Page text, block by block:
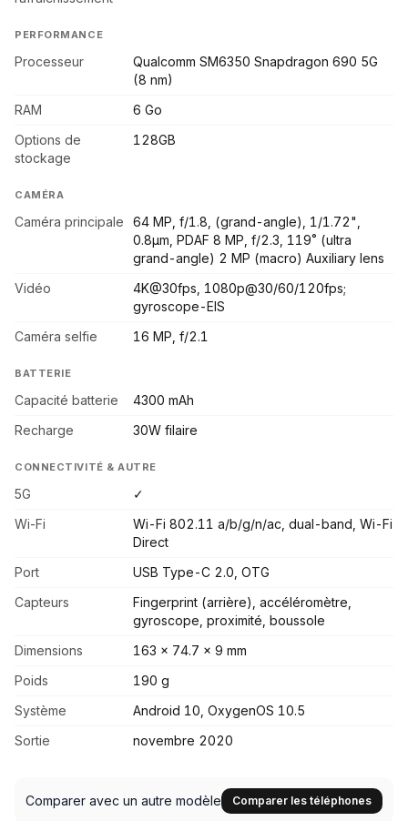
PERFORMANCE
Processeur
Qualcomm SM6350 Snapdragon 690 5G
(8 nm)
RAM
6 Go
Options de
stockage
128GB
CAMÉRA
Caméra principale
64 MP, f/1.8, (grand-angle), 1/1.72",
0.8µm, PDAF 8 MP, f/2.3, 119˚ (ultra
grand-angle) 2 MP (macro) Auxiliary lens
Vidéo
4K@30fps, 1080p@30/60/120fps;
gyroscope-EIS
Caméra selfie
16 MP, f/2.1
BATTERIE
Capacité batterie
4300 mAh
Recharge
30W filaire
CONNECTIVITÉ & AUTRE
5G
✓
Wi-Fi
Wi-Fi 802.11 a/b/g/n/ac, dual-band, Wi-Fi
Direct
Port
USB Type-C 2.0, OTG
Capteurs
Fingerprint (arrière), accéléromètre,
gyroscope, proximité, boussole
Dimensions
163 x 74.7 x 9 mm
Poids
190 g
Système
Android 10, OxygenOS 10.5
Sortie
novembre 2020
Comparer avec un autre modèle Comparer les téléphones